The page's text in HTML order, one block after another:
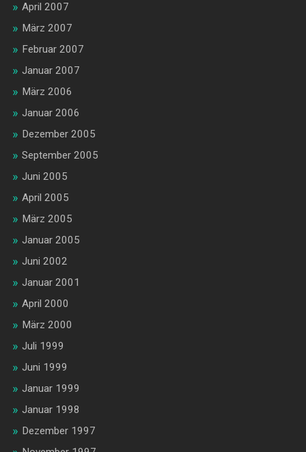
April 2007
März 2007
Februar 2007
Januar 2007
März 2006
Januar 2006
Dezember 2005
September 2005
Juni 2005
April 2005
März 2005
Januar 2005
Juni 2002
Januar 2001
April 2000
März 2000
Juli 1999
Juni 1999
Januar 1999
Januar 1998
Dezember 1997